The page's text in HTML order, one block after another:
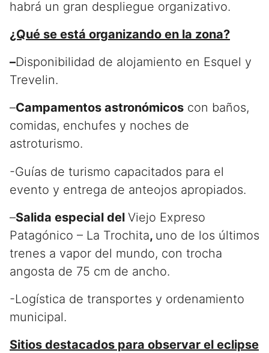
habrá un gran despliegue organizativo.
¿Qué se está organizando en la zona?
–Disponibilidad de alojamiento en Esquel y
Trevelin.
–Campamentos astronómicos con baños,
comidas, enchufes y noches de
astroturismo.
-Guías de turismo capacitados para el
evento y entrega de anteojos apropiados.
–Salida especial del Viejo Expreso
Patagónico – La Trochita, uno de los últimos
trenes a vapor del mundo, con trocha
angosta de 75 cm de ancho.
-Logística de transportes y ordenamiento
municipal.
Sitios destacados para observar el eclipse